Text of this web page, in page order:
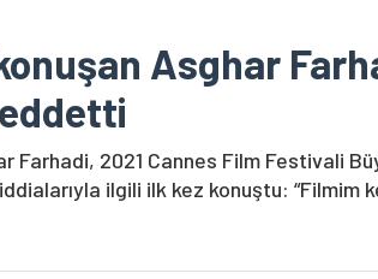
Asghar
Farhadi, 2021 Cannes Film Festivali
ilgili ilk kez konuştu: “Filmim